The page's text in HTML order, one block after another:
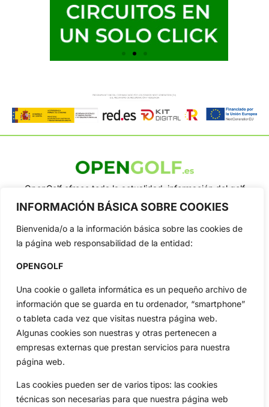
INFORMACIÓN BÁSICA SOBRE COOKIES
Bienvenida/o a la información básica sobre las cookies de
la página web responsabilidad de la entidad:
OPENGOLF
Una cookie o galleta informática es un pequeño archivo de
información que se guarda en tu ordenador, “smartphone”
o tableta cada vez que visitas nuestra página web.
Algunas cookies son nuestras y otras pertenecen a
empresas externas que prestan servicios para nuestra
página web.
Las cookies pueden ser de varios tipos: las cookies
técnicas son necesarias para que nuestra página web
OpenGolf ofrece toda la actualidad, información del golf
profesional y amateur, resultados en directo, vídeos, noticias,
Jon Rahm, LIV Golf, PGA Tour, Ryder Cup, DP World Tour, LPGA
Categorias
Actualidad
Amateurs
Circuitos
Especiales
Reglas
Vídeos
De Interés
Compañía
Aviso Legal
Política de Cookies